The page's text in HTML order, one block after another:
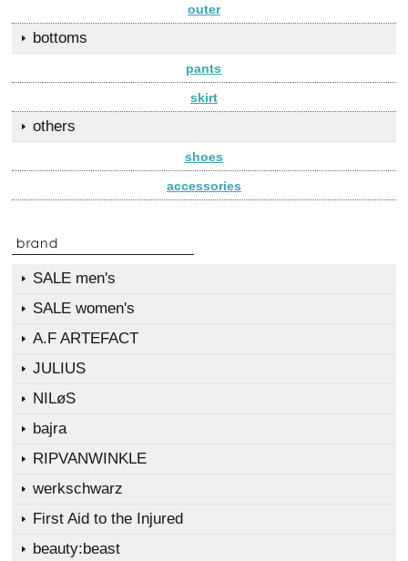
outer
bottoms
pants
skirt
others
shoes
accessories
SALE men's
SALE women's
A.F ARTEFACT
JULIUS
NILøS
bajra
RIPVANWINKLE
werkschwarz
First Aid to the Injured
beauty:beast